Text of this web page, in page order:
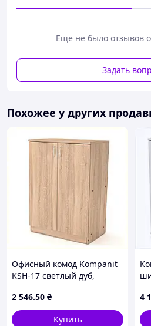
Модульная спальня Алекса
и простотой, уникальным
наличием вертикально
Длина, мм
Возможны
Еще не было отзывов
Задать
Похожее у других
Офисный комод Kompanit
KSH-17 светлый дуб,
2 546.50 ₴
Купить
4